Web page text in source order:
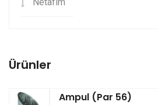
Ürünler
Ampul (Par 56)